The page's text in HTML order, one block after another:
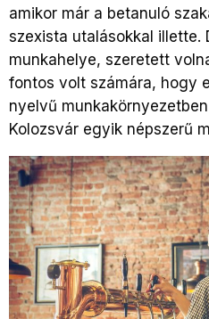
amikor már a betanuló
szexista utalásokkal illette.
munkahelye, szeretett
fontos volt számára, hogy
nyelvű
Kolozsvár egyik népszerű